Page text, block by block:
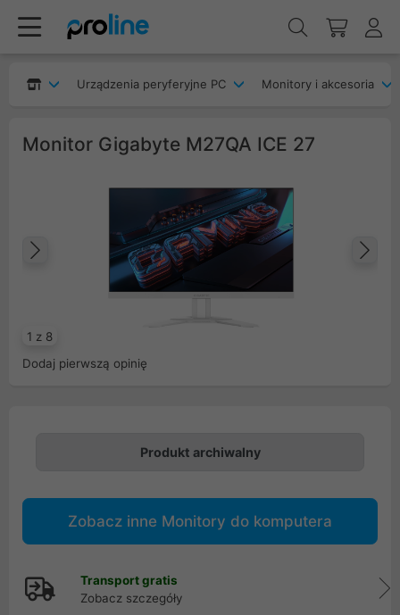
Urządzenia peryferyjne PC Monitory i akcesoria
Monitor Gigabyte M27QA ICE 27
1 z 8
Poprzedni
Dodaj pierwszą opinię
Produkt archiwalny
Zobacz inne Monitory do komputera
Transport gratis
Zobacz szczegóły